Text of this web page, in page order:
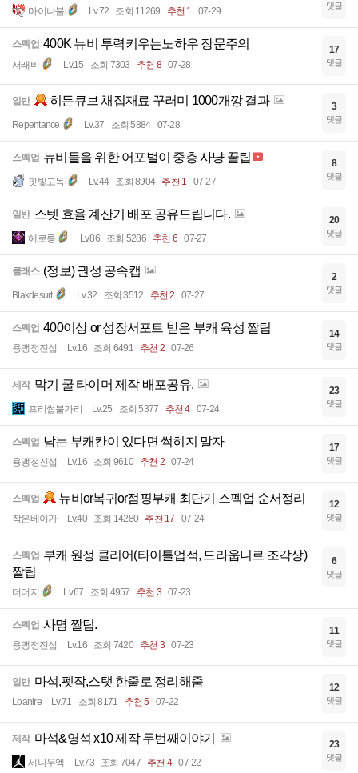
마이나불 Lv.72 조회 11269 추천 1 07-29 댓글
스펙업 400K 뉴비 투력키우는노하우 장문주의
서래비 Lv.15 조회 7303 추천 8 07-28
17
댓글
일반 히든큐브 채집재료 꾸러미 1000개깡 결과
Repentance Lv.37 조회 5884 07-28
3
댓글
스펙업 뉴비들을 위한 어포벌이 중층 사냥 꿀팁
핏빛고독 Lv.44 조회 8904 추천 1 07-27
8
댓글
일반 스텟 효율 계산기 배포 공유드립니다.
헤로롱 Lv.86 조회 5286 추천 6 07-27
20
댓글
클래스 (정보) 권성 공속캡
Blakdesurt Lv.32 조회 3512 추천 2 07-27
2
댓글
스펙업 400이상 or 성장서포트 받은 부캐 육성 짤팁
용맹정진섭 Lv.16 조회 6491 추천 2 07-26
14
댓글
제작 막기 쿨 타이머 제작 배포공유.
프리썹불가리 Lv.25 조회 5377 추천 4 07-24
23
댓글
스펙업 남는 부캐칸이 있다면 썩히지 말자
용맹정진섭 Lv.16 조회 9610 추천 2 07-24
17
댓글
스펙업 뉴비or복귀or점핑부캐 최단기 스펙업 순서정리
작은베이가 Lv.40 조회 14280 추천 17 07-24
12
댓글
스펙업 부캐 원정 클리어(타이틀업적, 드라웁니르 조각상)
짤팁
더더지 Lv.67 조회 4957 추천 3 07-23
6
댓글
스펙업 사명 짤팁.
용맹정진섭 Lv.16 조회 7420 추천 3 07-23
11
댓글
일반 마석,펫작,스탯 한줄로 정리해줌
Loanire Lv.71 조회 8171 추천 5 07-22
12
댓글
제작 마석&영석 x10 제작 두번째이야기
세나우엑 Lv.73 조회 7047 추천 4 07-22
23
댓글